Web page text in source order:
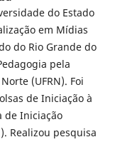
do Estado
em Mídias
do Rio Grande do
pela
(UFRN). Foi
de Iniciação à
de Iniciação
Realizou pesquisa